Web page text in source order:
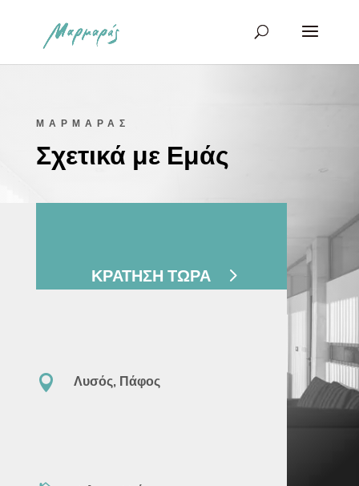
ΜΑΡΜΑΡΑΣ
Σχετικά με Εμάς
ΚΡΑΤΗΣΗ ΤΩΡΑ
 Λυσός, Πάφος